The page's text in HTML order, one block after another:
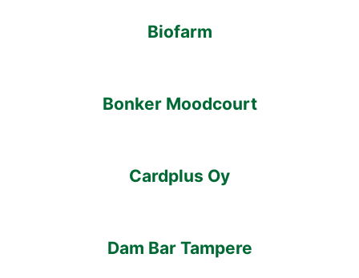
Biofarm
Bonker Moodcourt
Cardplus Oy
Dam Bar Tampere